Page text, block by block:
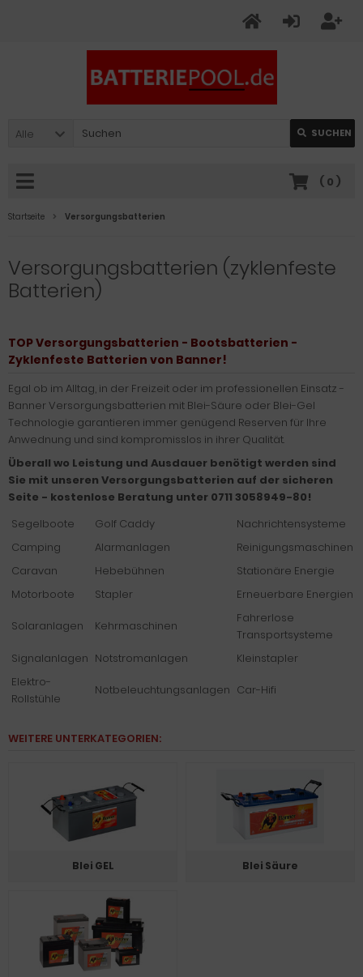
Alle SUCHEN
( 0 )
Startseite Versorgungsbatterien
Versorgungsbatterien (zyklenfeste
Batterien)
TOP Versorgungsbatterien - Bootsbatterien -
Zyklenfeste Batterien von Banner!
Egal ob im Alltag, in der Freizeit oder im professionellen Einsatz -
Banner Versorgungsbatterien mit Blei-Säure oder Blei-Gel
Technologie garantieren immer genügend Reserven für Ihre
Anwednung und sind kompromisslos in ihrer Qualität.
Überall wo Leistung und Ausdauer benötigt werden sind
Sie mit unseren Versorgungsbatterien auf der sicheren
Seite - kostenlose Beratung unter 0711 3058949-80!
Segelboote
Golf Caddy
Nachrichtensysteme
Camping
Alarmanlagen
Reinigungsmaschinen
Caravan
Hebebühnen
Stationäre Energie
Motorboote
Stapler Erneuerbare Energien
Solaranlagen Kehrmaschinen
Fahrerlose
Transportsysteme
Signalanlagen Notstromanlagen
Kleinstapler
Elektro-
Rollstühle
Notbeleuchtungsanlagen Car-Hifi
WEITERE UNTERKATEGORIEN:
Blei GEL Blei Säure